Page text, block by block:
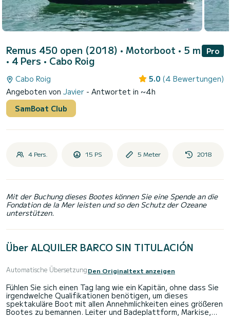
Remus 450 open (2018) • Motorboot • 5 m
• 4 Pers • Cabo Roig
Pro
Cabo Roig 5.0 (4 Bewertungen)
Angeboten von Javier - Antwortet in ~4h
SamBoat Club
4 Pers. 15 PS 5 Meter 2018
Mit der Buchung dieses Bootes können Sie eine Spende an die
Fondation de la Mer leisten und so den Schutz der Ozeane
unterstützen.
Über ALQUILER BARCO SIN TITULACIÓN
Automatische ÜbersetzungDen Originaltext anzeigen
Fühlen Sie sich einen Tag lang wie ein Kapitän, ohne dass Sie
irgendwelche Qualifikationen benötigen, um dieses
spektakuläre Boot mit allen Annehmlichkeiten eines größeren
Bootes zu bemannen. Leiter und Badeplattform, Markise,